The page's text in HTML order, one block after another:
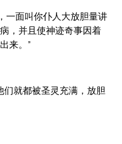
一面叫你仆人大放胆量讲
，并且使神迹奇事因着
来。”
就都被圣灵充满，放胆